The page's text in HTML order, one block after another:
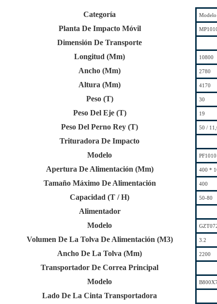
Categoría Modelo
Planta De Impacto Móvil
Dimensión De Transporte
Longitud (Mm)
10800
Ancho (Mm) 2780
Altura (Mm) 4170
Peso (T) 30
Peso Del Eje (T) 19
Peso Del Perno Rey (T) 50 /
Trituradora De Impacto
Modelo
PF1010
Apertura De Alimentación (Mm) 400 *
Tamaño Máximo De Alimentación 400
Capacidad (T / H) 50-80
Alimentador
Modelo
Volumen De La Tolva De Alimentación (M3) 3.2
Ancho De La Tolva (Mm) 2200
Transportador De Correa Principal
Modelo
Lado De La Cinta Transportadora